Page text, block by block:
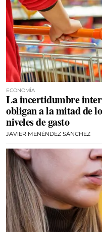
ECONOMÍA
La incertidumbre
obligan a la mitad de
niveles de gasto
JAVIER MENÉNDEZ SÁNCHEZ